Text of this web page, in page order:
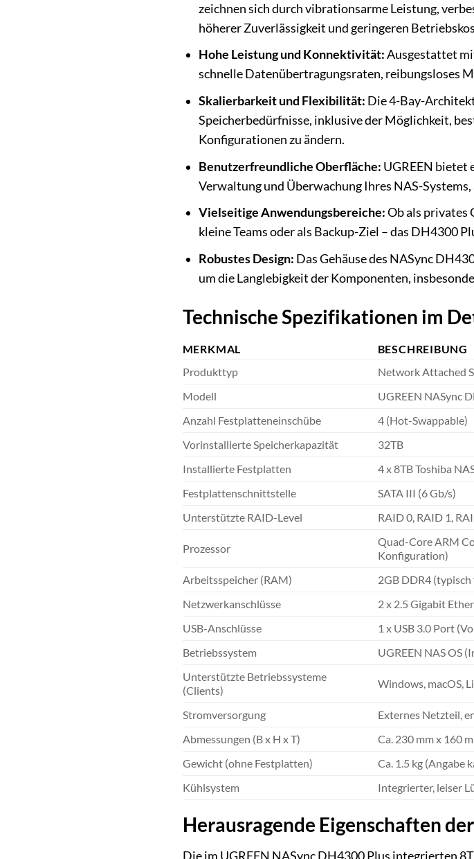
zeichnen sich durch vibrationsarme Leistung,
höherer Zuverlässigkeit und geringeren
Hohe Leistung und Konnektivität:Ausgestattet
schnelle Datenübertragungsraten, reibungsloses
Skalierbarkeit und Flexibilität: Die 4-Bay-
Speicherbedürfnisse, inklusive der Möglichkeit,
Konfigurationen zu ändern.
Benutzerfreundliche Oberfläche: UGREEN bietet
Verwaltung und Überwachung Ihres NAS-
Vielseitige Anwendungsbereiche:Ob als privates
kleine Teams oder als Backup-Ziel – das DH4300
Robustes Design: Das Gehäuse des NASync
um die Langlebigkeit der Komponenten,
Technische Spezifikationen im
MERKMAL
BESCHREIBUNG
Produkttyp
Network Attached
Modell
UGREEN NASync
Anzahl Festplatteneinschübe
4 (Hot-Swappable)
Vorinstallierte Speicherkapazität
32TB
Installierte Festplatten
4 x 8TB Toshiba
Festplattenschnittstelle
SATA III (6 Gb/s)
Unterstützte RAID-Level
RAID 0, RAID 1,
Prozessor
Quad-Core ARM
Konfiguration)
Arbeitsspeicher (RAM)
2GB DDR4
Netzwerkanschlüsse
2 x 2.5 Gigabit
USB-Anschlüsse
1 x USB 3.0 Port
Betriebssystem
UGREEN NAS OS
Unterstützte Betriebssysteme
(Clients)
Windows, macOS,
Stromversorgung
Externes Netzteil,
Abmessungen (B x H x T)
Ca. 230 mm x 160
Gewicht (ohne Festplatten)
Ca. 1.5 kg (Angabe
Kühlsystem
Integrierter, leiser
Herausragende Eigenschaften
Die im UGREEN NASync DH4300 Plus integrierten